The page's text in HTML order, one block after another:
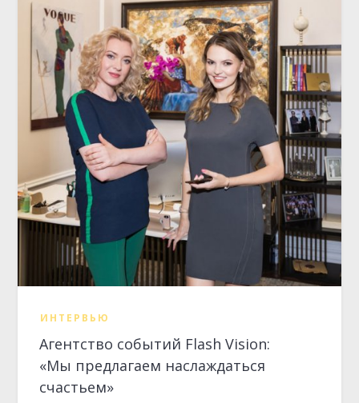
ИНТЕРВЬЮ
Агентство событий Flash Vision:
«Мы предлагаем наслаждаться
счастьем»